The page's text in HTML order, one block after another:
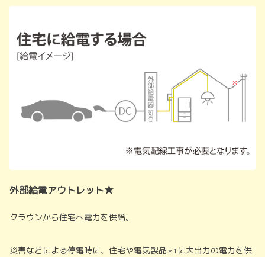
外部給電アウトレット★
クラウンから住宅へ電力を供給。
災害などによる停電時に、住宅や電気製品＊1 に大出力の電力を供